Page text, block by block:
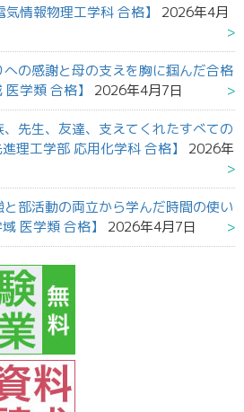
情報物理工学科 合格】
2026年4月
への感謝と母の支えを胸に掴んだ合格
学類 合格】
2026年4月7日
、先生、友達、支えてくれたすべての
理工学部 応用化学科 合格】
2026年
と部活動の両立から学んだ時間の使い
医学類 合格】
2026年4月7日